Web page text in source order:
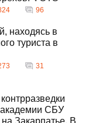
96
находясь в
туриста в
31
академии СБУ
Закарпатье. В